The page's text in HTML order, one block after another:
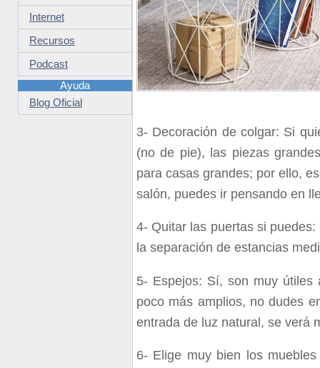
3- Decoración de colgar: Si
(no de pie), las piezas
para casas grandes; por ello,
salón, puedes ir pensando en
4- Quitar las puertas si
la separación de estancias
5- Espejos: Sí, son muy
poco más amplios, no dudes
entrada de luz natural, se verá
6- Elige muy bien los
Internet
Recursos
Podcast
Ayuda
Blog Oficial